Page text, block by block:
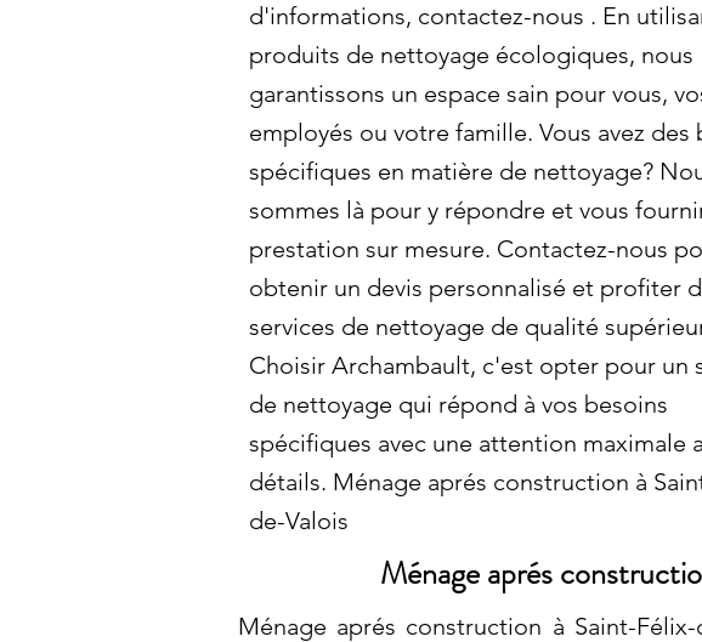
d'informations, contactez-nous . En
produits de nettoyage écologiques, nous
garantissons un espace sain pour vous,
employés ou votre famille. Vous avez des
spécifiques en matière de nettoyage?
sommes là pour y répondre et vous
prestation sur mesure. Contactez-nous
obtenir un devis personnalisé et profiter
services de nettoyage de qualité
Choisir Archambault, c'est opter pour un
de nettoyage qui répond à vos besoins
spécifiques avec une attention maximale
détails. Ménage aprés construction à
de-Valois
Ménage aprés
Ménage aprés construction à Saint-